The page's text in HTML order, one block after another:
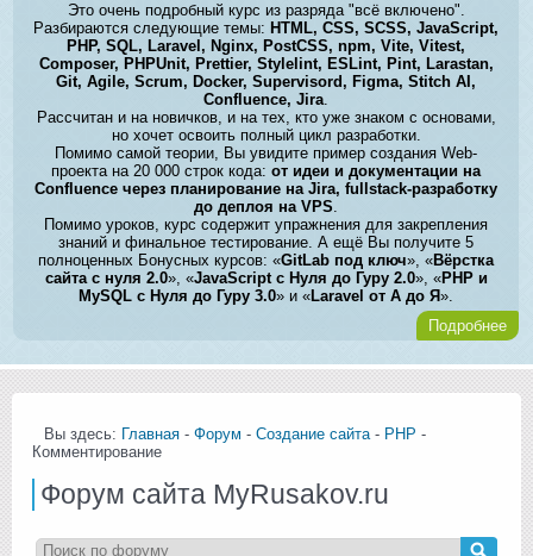
Это очень подробный курс из разряда "всё включено".
Разбираются следующие темы: HTML, CSS, SCSS, JavaScript,
PHP, SQL, Laravel, Nginx, PostCSS, npm, Vite, Vitest,
Composer, PHPUnit, Prettier, Stylelint, ESLint, Pint, Larastan,
Git, Agile, Scrum, Docker, Supervisord, Figma, Stitch AI,
Confluence, Jira.
Рассчитан и на новичков, и на тех, кто уже знаком с основами,
но хочет освоить полный цикл разработки.
Помимо самой теории, Вы увидите пример создания Web-
проекта на 20 000 строк кода:от идеи и документации на
Confluence через планирование на Jira, fullstack-разработку
до деплоя на VPS.
Помимо уроков, курс содержит упражнения для закрепления
знаний и финальное тестирование. А ещё Вы получите 5
полноценных Бонусных курсов: «GitLab под ключ», «Вёрстка
сайта с нуля 2.0», «JavaScript с Нуля до Гуру 2.0», «PHP и
MySQL с Нуля до Гуру 3.0» и «Laravel от А до Я».
Подробнее
Вы здесь: Главная - Форум - Создание сайта- PHP -
Комментирование
Форум сайта MyRusakov.ru